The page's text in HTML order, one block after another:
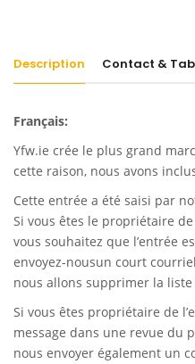
Description Contact & Tab
Français:
Yfw.ie crée le plus grand
cette raison, nous avons
Cette entrée a été saisi par
Si vous êtes le propriétaire
vous souhaitez que l’entrée
envoyez-nousun court
nous allons supprimer la
Si vous êtes propriétaire de
message dans une revue du
nous envoyer également un